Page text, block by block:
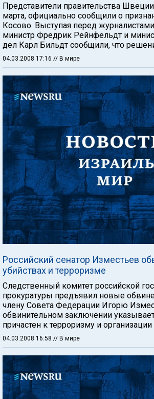
Представители правительства
марта, официально сообщили о
Косово. Выступая перед
министр Фредрик Рейнфельдт и
дел Карл Бильдт сообщили, что
04.03.2008 17:16 // В мире
Российский сенатор Изместьев
убийствах и терроризме
Следственный комитет российской
прокуратуры предъявил новые
члену Совета Федерации Игорю
обвинительном заключении
причастен к терроризму и
04.03.2008 16:58 // В мире